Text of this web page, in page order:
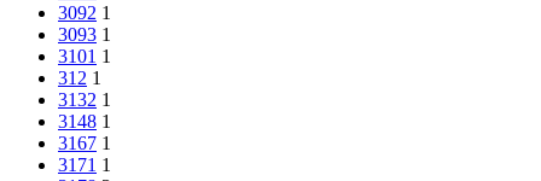
3092 1
3093 1
3101 1
312 1
3132 1
3148 1
3167 1
3171 1